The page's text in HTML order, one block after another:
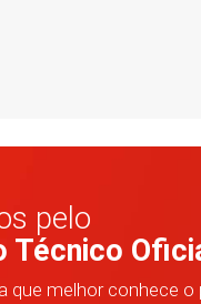
pelo
Técnico
que melhor conhece o